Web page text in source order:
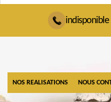
indisponible
NOS REALISATIONS NOUS